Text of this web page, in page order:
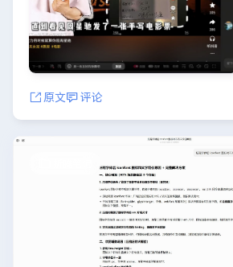
原文 评论